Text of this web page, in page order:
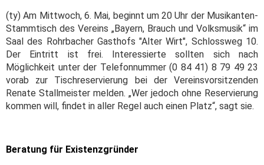
(ty) Am Mittwoch, 6. Mai, beginnt um 20 Uhr der Musikanten-
Stammtisch des Vereins „Bayern, Brauch und Volksmusik“ im
Saal des Rohrbacher Gasthofs "Alter Wirt", Schlossweg 10.
Der Eintritt ist frei. Interessierte sollten sich nach
Möglichkeit unter der Telefonnummer (0 84 41) 8 79 49 23
vorab zur Tischreservierung bei der Vereinsvorsitzenden
Renate Stallmeister melden. „Wer jedoch ohne Reservierung
kommen will, findet in aller Regel auch einen Platz“, sagt sie.
Beratung für Existenzgründer